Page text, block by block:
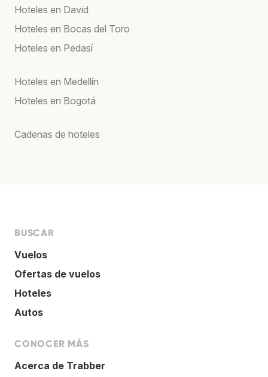
Hoteles en David
Hoteles en Bocas del Toro
Hoteles en Pedasí
Hoteles en Medellín
Hoteles en Bogotá
Cadenas de hoteles
BUSCAR
Vuelos
Ofertas de vuelos
Hoteles
Autos
CONOCER MÁS
Acerca de Trabber